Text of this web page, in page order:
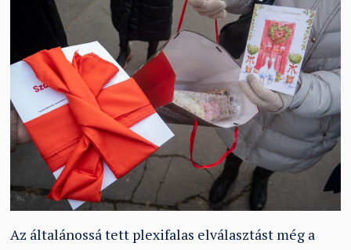
Az általánossá tett plexifalas elválasztást még a